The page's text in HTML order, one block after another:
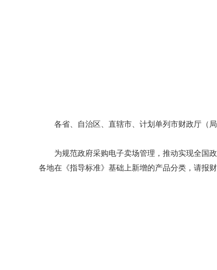
各省、自治区、直辖市、计划单列市财政厅（
为规范政府采购电子卖场管理，推动实现全国
各地在《指导标准》基础上新增的产品分类，请报